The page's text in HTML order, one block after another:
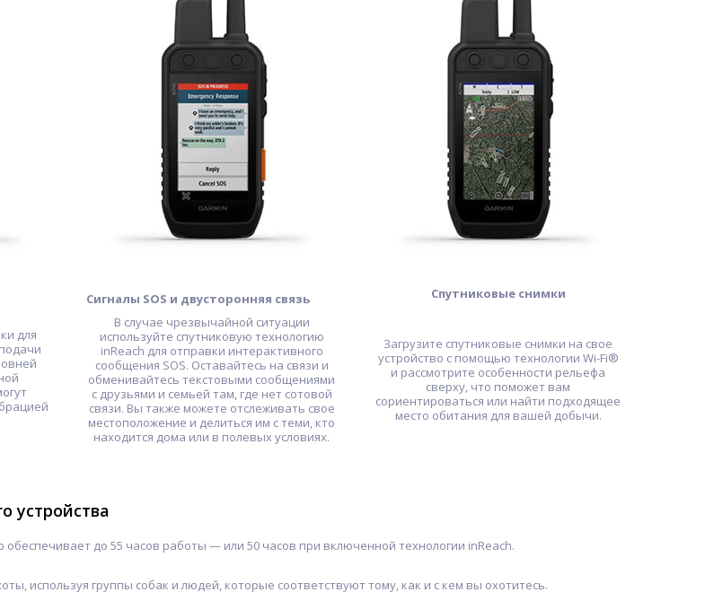
Сигналы SOS и двусторонняя связь Спутниковые снимки
для
В случае чрезвычайной ситуации
используйте спутниковую технологию
inReach для отправки интерактивного
сообщения SOS. Оставайтесь на связи и
обменивайтесь текстовыми сообщениями
с друзьями и семьей там, где нет сотовой
связи. Вы также можете отслеживать свое
местоположение и делиться им с теми, кто
находится дома или в полевых условиях.
Загрузите спутниковые снимки на свое
устройство с помощью технологии Wi-Fi®
и рассмотрите особенности рельефа
сверху, что поможет вам
сориентироваться или найти подходящее
место обитания для вашей добычи.
устройства
до 55 часов работы — или 50 часов при включенной технологии inReach.
используя группы собак и людей, которые соответствуют тому, как и с кем вы охотитесь.